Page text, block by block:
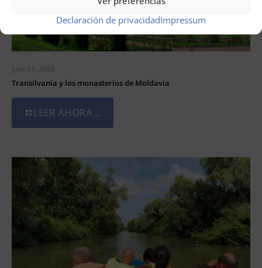
Declaración de privacidadImpressum
julio 31, 2026
Transilvania y los monasterios de Moldavia
LEER AHORA ...